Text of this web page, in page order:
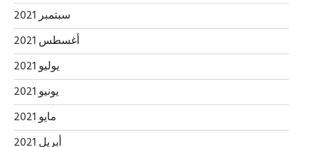
سبتمبر 2021
أغسطس 2021
يوليو 2021
يونيو 2021
مايو 2021
أبريل 2021